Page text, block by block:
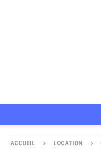
ACCUEIL LOCATION